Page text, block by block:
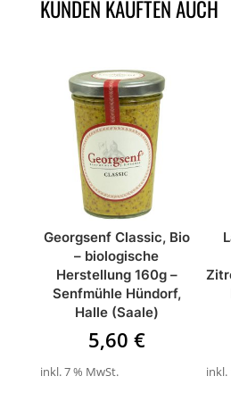
KUNDEN KAUFTEN AUCH
Georgsenf Classic, Bio
– biologische
Herstellung 160g –
Senfmühle Hündorf,
Halle (Saale)
5,60 €
inkl. 7 % MwSt. inkl.